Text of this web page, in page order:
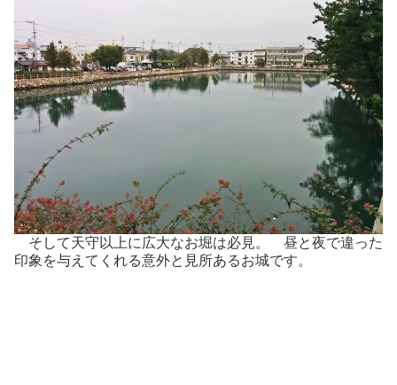
そして天守以上に広大なお堀は必見。 昼と夜で違った
印象を与えてくれる意外と見所あるお城です。